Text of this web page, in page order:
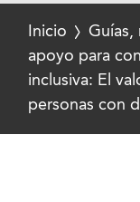
Inicio Guías,
apoyo para
inclusiva: El
personas con